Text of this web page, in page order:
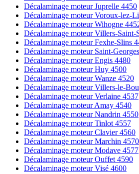
Décalaminage moteur Juprelle 4450
Décalaminage moteur Voroux-lez-
Décalaminage moteur Wihogne
Décalaminage moteur Villers-Saint-
Décalaminage moteur Fexhe-Slins
Décalaminage moteur Saint-
Décalaminage moteur Engis 4480
Décalaminage moteur Huy 4500
Décalaminage moteur Wanze 4520
Décalaminage moteur Villers-le-
Décalaminage moteur Verlaine 4537
Décalaminage moteur Amay 4540
Décalaminage moteur Nandrin 4550
Décalaminage moteur Tinlot 4557
Décalaminage moteur Clavier 4560
Décalaminage moteur Marchin 4570
Décalaminage moteur Modave 4577
Décalaminage moteur Ouffet 4590
Décalaminage moteur Visé 4600